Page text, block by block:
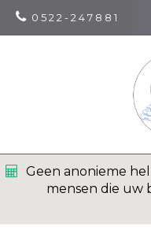
0 5 2 2 - 2 4 7 8 8 1
met
Korte